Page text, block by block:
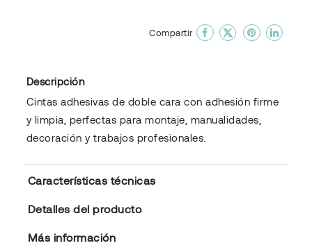
Compartir
Descripción
Cintas adhesivas de doble cara con adhesión firme
y limpia, perfectas para montaje, manualidades,
decoración y trabajos profesionales.
Características técnicas
Detalles del producto
Más información